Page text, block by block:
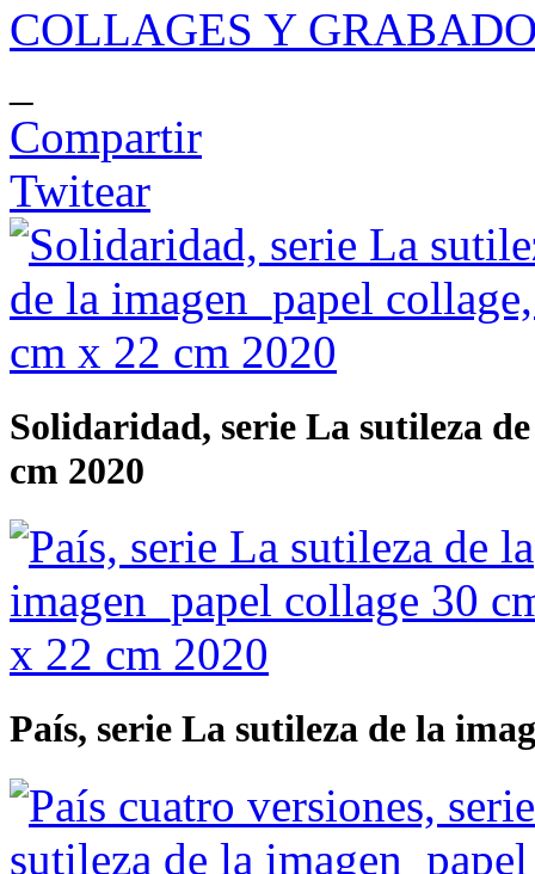
COLLAGES Y
Compartir
Twitear
Solidaridad, serie La sutileza
cm 2020
País, serie La sutileza de la